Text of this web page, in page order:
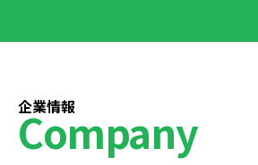
企業情報
Company